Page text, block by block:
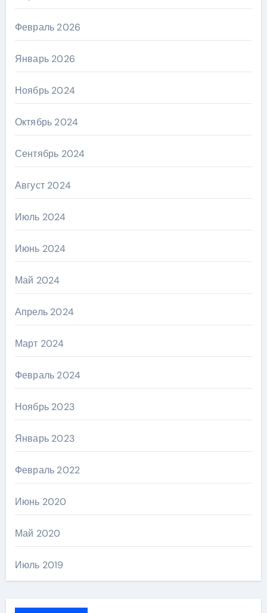
Февраль 2026
Январь 2026
Ноябрь 2024
Октябрь 2024
Сентябрь 2024
Август 2024
Июль 2024
Июнь 2024
Май 2024
Апрель 2024
Март 2024
Февраль 2024
Ноябрь 2023
Январь 2023
Февраль 2022
Июнь 2020
Май 2020
Июль 2019